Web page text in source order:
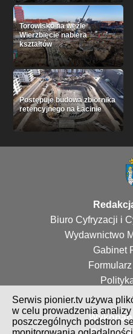
Torowisko na węźle
Wierzbięcie nabiera
kształtów
Postępuje budowa zbiornika
retencyjnego na Łacinie
Biuro Cyfryzacji i
Wydawnictwo
Gabinet
Serwis pionier.tv używa
w celu prowadzenia
poszczególnych podstron